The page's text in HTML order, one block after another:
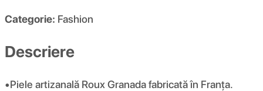
Categorie: Fashion
Descriere
•Piele artizanală Roux Granada fabricată în Franța.